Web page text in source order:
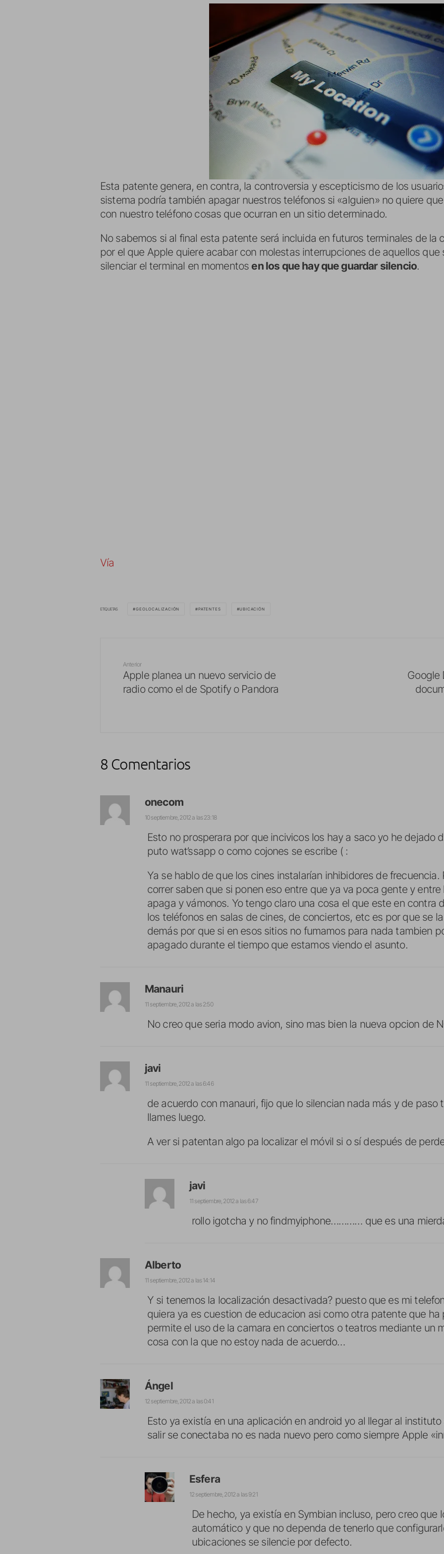
Esta patente genera, en contra, la controversia y escepticismo de los
sistema podría también apagar nuestros teléfonos si «alguien» no quiere
con nuestro teléfono cosas que ocurran en un sitio determinado.
No sabemos si al final esta patente será incluida en futuros terminales de la
por el que Apple quiere acabar con molestas interrupciones de aquellos que
silenciar el terminal en momentos en los que hay que guardar silencio.
Vía
ETIQUETAS GEOLOCALIZACIÓN PATENTES UBICACIÓN
Anterior
Apple planea un nuevo servicio de
radio como el de Spotify o Pandora
Google
8 Comentarios
onecom
10 septiembre, 2012 a las 23:18
Esto no prosperara por que incivicos los hay a saco yo he dejado
puto wat’ssapp o como cojones se escribe ( :
Ya se hablo de que los cines instalarían inhibidores de
correr saben que si ponen eso entre que ya va poca gente y
apaga y vámonos. Yo tengo claro una cosa el que este en contra
los teléfonos en salas de cines, de conciertos, etc es por que se
demás por que si en esos sitios no fumamos para nada tambien
apagado durante el tiempo que estamos viendo el asunto.
Manauri
11 septiembre, 2012 a las 2:50
No creo que seria modo avion, sino mas bien la nueva opcion de
javi
11 septiembre, 2012 a las 6:46
de acuerdo con manauri, fijo que lo silencian nada más y de paso
llames luego.
A ver si patentan algo pa localizar el móvil si o sí después de
javi
11 septiembre, 2012 a las 6:47
rollo igotcha y no findmyiphone………… que es una
Alberto
11 septiembre, 2012 a las 14:14
Y si tenemos la localización desactivada? puesto que es mi
quiera ya es cuestion de educacion asi como otra patente que
permite el uso de la camara en conciertos o teatros mediante un
cosa con la que no estoy nada de acuerdo…
Ángel
12 septiembre, 2012 a las 0:41
Esto ya existía en una aplicación en android yo al llegar al
salir se conectaba no es nada nuevo pero como siempre Apple
Esfera
12 septiembre, 2012 a las 9:21
De hecho, ya existía en Symbian incluso, pero creo que
automático y que no dependa de tenerlo que
ubicaciones se silencie por defecto.